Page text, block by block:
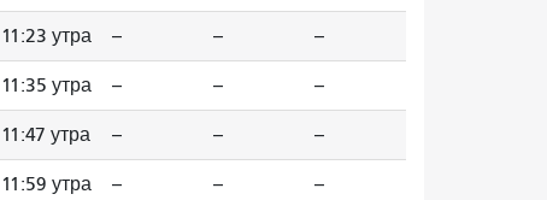
11:23 утра -- -- --
11:35 утра -- -- --
11:47 утра -- -- --
11:59 утра -- -- --